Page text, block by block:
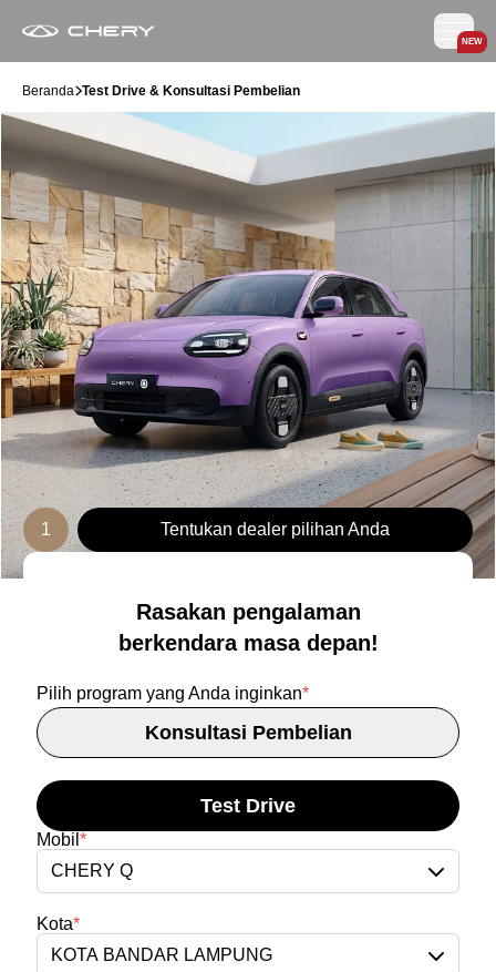
NEW
Beranda Test Drive & Konsultasi Pembelian
1 Tentukan dealer pilihan Anda
Rasakan pengalaman
berkendara masa depan!
Pilih program yang Anda inginkan*
Konsultasi Pembelian
Test Drive
Mobil *
CHERY Q
Kota*
KOTA BANDAR LAMPUNG